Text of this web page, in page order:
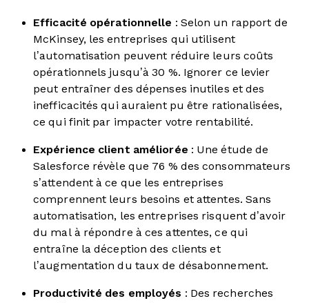
Efficacité opérationnelle : Selon un rapport de
McKinsey, les entreprises qui utilisent
l’automatisation peuvent réduire leurs coûts
opérationnels jusqu’à 30 %. Ignorer ce levier
peut entraîner des dépenses inutiles et des
inefficacités qui auraient pu être rationalisées,
ce qui finit par impacter votre rentabilité.
Expérience client améliorée : Une étude de
Salesforce révèle que 76 % des consommateurs
s’attendent à ce que les entreprises
comprennent leurs besoins et attentes. Sans
automatisation, les entreprises risquent d’avoir
du mal à répondre à ces attentes, ce qui
entraîne la déception des clients et
l’augmentation du taux de désabonnement.
Productivité des employés : Des recherches